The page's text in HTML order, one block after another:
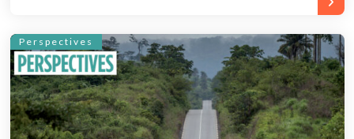
Perspectives